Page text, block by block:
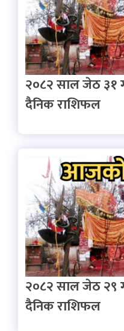
२०८२ साल जेठ
दैनिक राशिफल
२०८२ साल जेठ २९
दैनिक राशिफल